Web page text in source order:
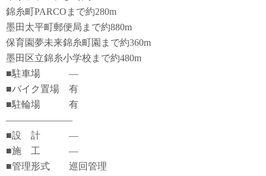
錦糸町PARCOまで約280m
墨田太平町郵便局まで約880m
保育園夢未来錦糸町園まで約360m
墨田区立錦糸小学校まで約480m
■駐車場 ―
■バイク置場 有
■駐輪場 有
―――――――
■設 計 ―
■施 工 ―
■管理形式 巡回管理